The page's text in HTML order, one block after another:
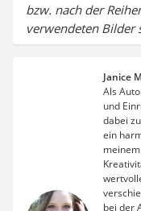
bzw. nach der
verwendeten Bilder
Janice
Als
und
dabei
ein
bei der